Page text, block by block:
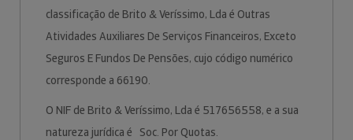
classificação de Brito & Veríssimo, Lda é Outras
Atividades Auxiliares De Serviços Financeiros, Exceto
Seguros E Fundos De Pensões, cujo código numérico
corresponde a 66190.
O NIF de Brito & Veríssimo, Lda é 517656558, e a sua
natureza jurídica é Soc. Por Quotas.